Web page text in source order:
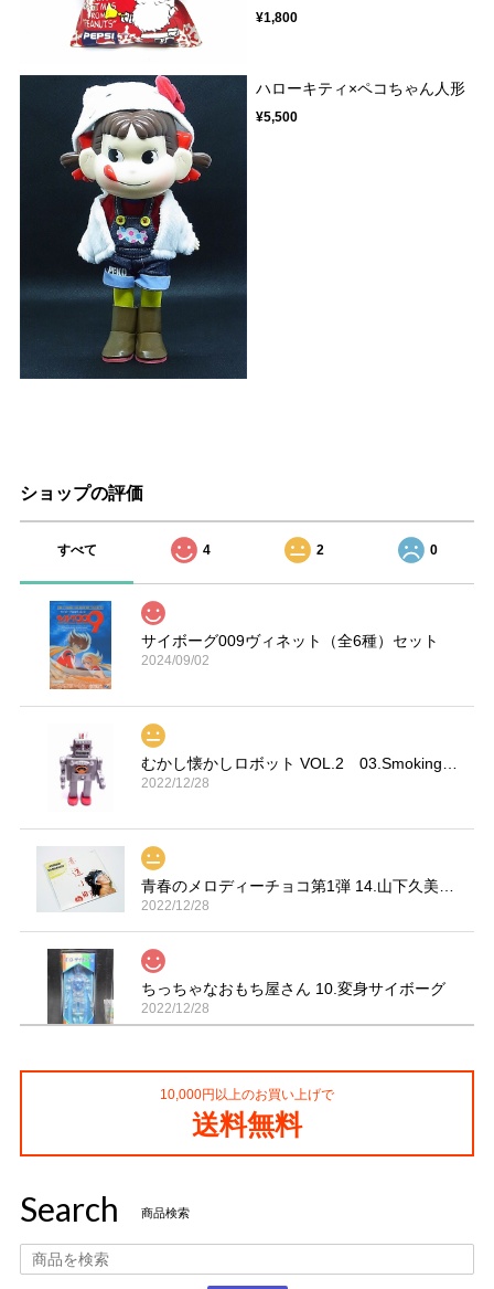
¥1,800
ハローキティ×ペコちゃん人形
¥5,500
ショップの評価
すべて 4 2 0
サイボーグ009ヴィネット（全6種）セット
2024/09/02
2022/12/28
2022/12/28
ちっちゃなおもち屋さん 10.変身サイボーグ
2022/12/28
2021/11/13
10,000円以上のお買い上げで
送料無料
Search 商品検索